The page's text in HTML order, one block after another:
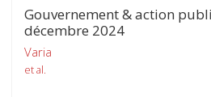
Gouvernement & action
décembre 2024
Varia
et al.